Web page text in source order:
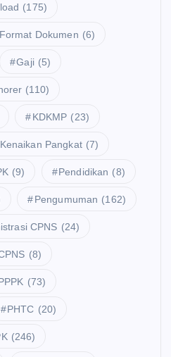
(175)
Format Dokumen (6)
Gaji (5)
(110)
KDKMP (23)
Kenaikan Pangkat (7)
(9) Pendidikan (8)
Pengumuman (162)
CPNS (24)
(8)
(73)
PHTC (20)
(246)